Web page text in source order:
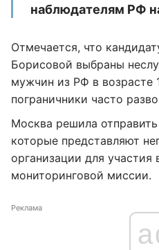
наблюдателям РФ
Отмечается, что
Борисовой выбраны
мужчин из РФ в возрасте
пограничники часто
Москва решила
которые представляют
организации для
мониторинговой миссии.
Реклама